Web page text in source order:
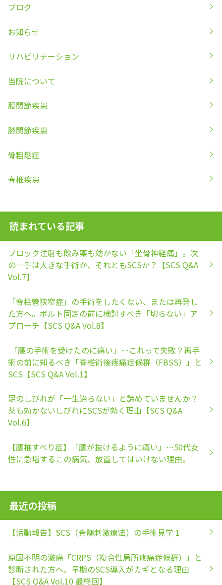
ブログ
お知らせ
リハビリテーション
当院について
股関節疾患
膝関節疾患
骨粗鬆症
脊椎疾患
読まれている記事
ブロック注射も飲み薬も効かない「坐骨神経痛」。次
の一手は大きな手術か、それともSCSか？【SCS Q&A
Vol.7】
「脊柱管狭窄症」の手術をしたくない、または再発し
た方へ。ボルト固定の前に検討すべき「切らない」ア
プローチ【SCS Q&A Vol.8】
「腰の手術を受けたのに痛い」…これって失敗？再手
術の前に知るべき「脊椎術後疼痛症候群（FBSS）」と
SCS【SCS Q&A Vol.1】
足のしびれが「一生治らない」と諦めていませんか？
薬も効かないしびれにSCSが効く理由【SCS Q&A
Vol.6】
【腰椎すべり症】「腰が抜けるように痛い」…50代女
性に急増するこの病気、放置してはいけない理由。
最近の投稿
【活動報告】SCS（脊髄刺激療法）の手術見学 1
原因不明の激痛「CRPS（複合性局所疼痛症候群）」と
診断された方へ。早期のSCS導入がカギとなる理由
【SCS Q&A Vol.10 最終回】